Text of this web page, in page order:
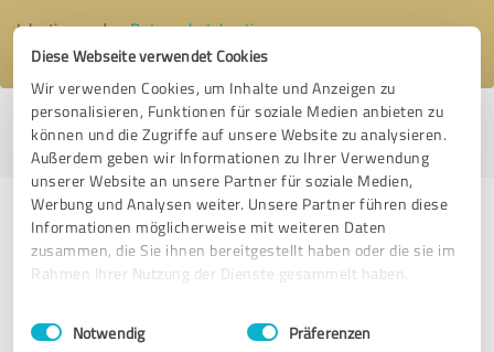
Diese Webseite verwendet Cookies
Wir verwenden Cookies, um Inhalte und Anzeigen zu
personalisieren, Funktionen für soziale Medien anbieten zu
können und die Zugriffe auf unsere Website zu analysieren.
Außerdem geben wir Informationen zu Ihrer Verwendung
unserer Website an unsere Partner für soziale Medien,
Werbung und Analysen weiter. Unsere Partner führen diese
Informationen möglicherweise mit weiteren Daten
zusammen, die Sie ihnen bereitgestellt haben oder die sie im
Rahmen Ihrer Nutzung der Dienste gesammelt haben.
Impressum Datenschutzbestimmungen
Einwilligungsauswahl
Notwendig Präferenzen
Ich stimme denDatenschutzbestimmungenzu.
Profil aktiv seit 04.03.2019 | Letzte Aktualisierung: 06.03.2019
melden
Erfahrungen zu weiteren
Anbietern aus dem Bereich
Marketing
Weißburgunder